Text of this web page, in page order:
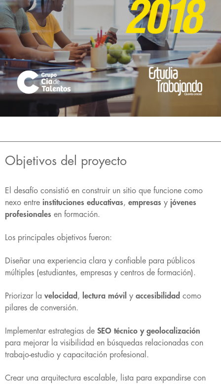
Objetivos del proyecto
El desafío consistió en construir un sitio que funcione como
nexo entre instituciones educativas, empresas y jóvenes
profesionales en formación.
Los principales objetivos fueron:
Diseñar una experiencia clara y confiable para públicos
múltiples (estudiantes, empresas y centros de formación).
Priorizar la velocidad , lectura móvil y accesibilidad como
pilares de conversión.
Implementar estrategias de SEO técnico y geolocalización
para mejorar la visibilidad en búsquedas relacionadas con
trabajo-estudio y capacitación profesional.
Crear una arquitectura escalable, lista para expandirse con